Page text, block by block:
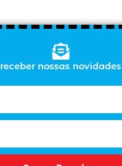
receber nossas novidades